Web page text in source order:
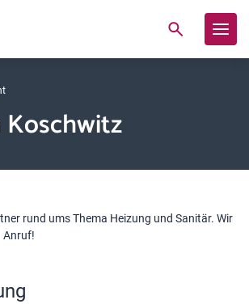
rund ums Thema Heizung und Sanitär. Wir
Anruf!